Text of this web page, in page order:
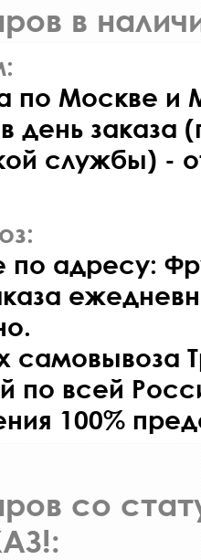
в
по Москве и
день заказа
службы) -
по адресу:
самовывоза
по всей
100%
со